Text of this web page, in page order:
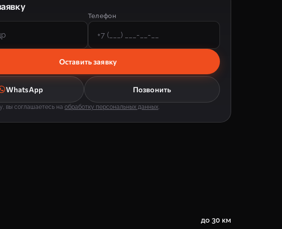
Телефон
Оставить заявку
WhatsApp Позвонить
вы соглашаетесь на обработку персональных данных.
до 30 км